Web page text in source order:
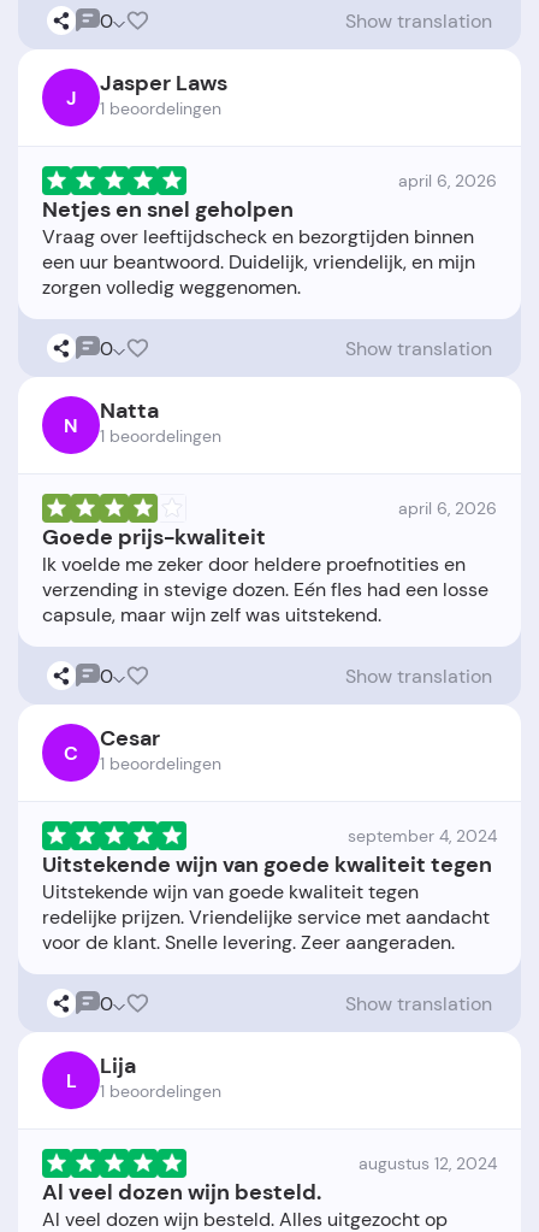
0 Show translation
J Jasper Laws
1 beoordelingen
april 6, 2026
Netjes en snel geholpen
Vraag over leeftijdscheck en bezorgtijden binnen
een uur beantwoord. Duidelijk, vriendelijk, en mijn
0 Show translation
N Natta
1 beoordelingen
april 6, 2026
Goede prijs-kwaliteit
Ik voelde me zeker door heldere proefnotities en
verzending in stevige dozen. Eén fles had een losse
0 Show translation
C Cesar
1 beoordelingen
september 4, 2024
Uitstekende wijn van goede kwaliteit tegen
Uitstekende wijn van goede kwaliteit tegen
redelijke prijzen. Vriendelijke service met aandacht
0 Show translation
L Lija
1 beoordelingen
augustus 12, 2024
Al veel dozen wijn besteld.
Al veel dozen wijn besteld. Alles uitgezocht op